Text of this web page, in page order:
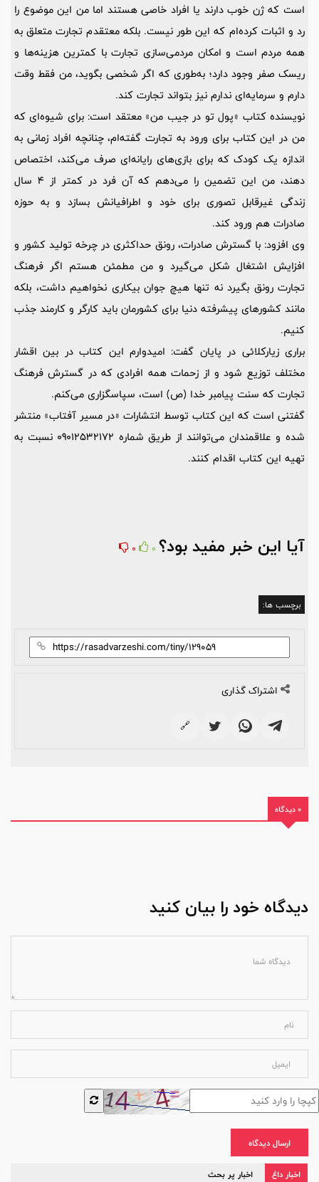
است که ژن خوب دارند یا افراد خاصی هستند اما من این موضوع را
رد و اثبات کرده‌ام که این طور نیست. بلکه معتقدم تجارت متعلق به
همه مردم است و امکان مردمی‌سازی تجارت با کمترین هزینه‌ها و
ریسک صفر وجود دارد؛ به‌طوری که اگر شخصی بگوید، من فقط وقت
دارم و سرمایه‌ای ندارم نیز بتواند تجارت کند.
نویسنده کتاب «پول تو در جیب من» معتقد است: برای شیوه‌ای که
من در این کتاب برای ورود به تجارت گفته‌ام، چنانچه افراد زمانی به
اندازه یک کودک که برای بازی‌های رایانه‌ای صرف می‌کند، اختصاص
دهند، من این تضمین را می‌دهم که آن فرد در کمتر از 4 سال
زندگی غیرقابل تصوری برای خود و اطرافیانش بسازد و به حوزه
صادرات هم ورود کند.
وی افزود: با گسترش صادرات، رونق حداکثری در چرخه تولید کشور و
افزایش اشتغال شکل می‌گیرد و من مطمئن هستم اگر فرهنگ
تجارت رونق بگیرد نه تنها هیچ جوان بیکاری نخواهیم داشت، بلکه
مانند کشورهای پیشرفته دنیا برای کشورمان باید کارگر و کارمند جذب
کنیم.
براری زیارکلائی در پایان گفت: امیدوارم این کتاب در بین اقشار
مختلف توزیع شود و از زحمات همه افرادی که در گسترش فرهنگ
تجارت که سنت پیامبر خدا (ص) است، سپاسگزاری می‌کنم.
گفتنی است که این کتاب توسط انتشارات «در مسیر آفتاب» منتشر
شده و علاقمندان می‌توانند از طریق شماره 09012532172 نسبت به
تهیه این کتاب اقدام کنند.
آیا این خبر مفید بود؟ 0
0
برچسب ها:
اشتراک گذاری
🔗
0 دیدگاه
دیدگاه خود را بیان کنید
ارسال دیدگاه
اخبار داغ اخبار پر بحث